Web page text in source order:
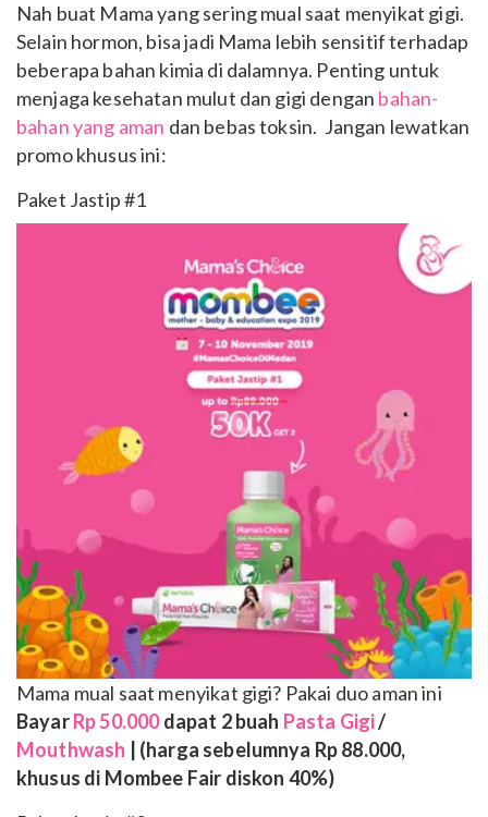
Nah buat Mama yang sering mual saat menyikat gigi.
Selain hormon, bisa jadi Mama lebih sensitif terhadap
beberapa bahan kimia di dalamnya. Penting untuk
menjaga kesehatan mulut dan gigi dengan bahan-
bahan yang aman dan bebas toksin. Jangan lewatkan
promo khusus ini:
Paket Jastip #1
Mama mual saat menyikat gigi? Pakai duo aman ini
BayarRp 50.000dapat 2 buah Pasta Gigi/
Mouthwash | (harga sebelumnya Rp 88.000,
khusus di Mombee Fair diskon 40%)